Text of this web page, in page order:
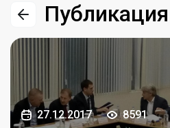
Публикация
27.12.2017
8591